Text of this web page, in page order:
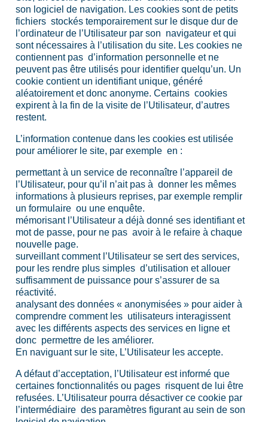
son logiciel de navigation. Les cookies sont de petits
fichiers stockés temporairement sur le disque dur de
l’ordinateur de l’Utilisateur par son navigateur et qui
sont nécessaires à l’utilisation du site. Les cookies ne
contiennent pas d’information personnelle et ne
peuvent pas être utilisés pour identifier quelqu’un. Un
cookie contient un identifiant unique, généré
aléatoirement et donc anonyme. Certains cookies
expirent à la fin de la visite de l’Utilisateur, d’autres
restent.
L’information contenue dans les cookies est utilisée
pour améliorer le site, par exemple en :
permettant à un service de reconnaître l’appareil de
l’Utilisateur, pour qu’il n’ait pas à donner les mêmes
informations à plusieurs reprises, par exemple remplir
un formulaire ou une enquête.
mémorisant l’Utilisateur a déjà donné ses identifiant et
mot de passe, pour ne pas avoir à le refaire à chaque
nouvelle page.
surveillant comment l’Utilisateur se sert des services,
pour les rendre plus simples d’utilisation et allouer
suffisamment de puissance pour s’assurer de sa
réactivité.
analysant des données « anonymisées » pour aider à
comprendre comment les utilisateurs interagissent
avec les différents aspects des services en ligne et
donc permettre de les améliorer.
En naviguant sur le site, L’Utilisateur les accepte.
A défaut d’acceptation, l’Utilisateur est informé que
certaines fonctionnalités ou pages risquent de lui être
refusées. L’Utilisateur pourra désactiver ce cookie par
l’intermédiaire des paramètres figurant au sein de son